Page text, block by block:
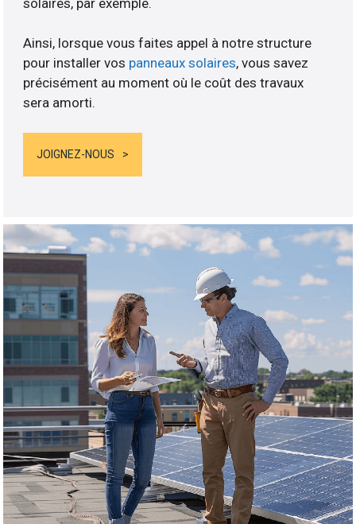
Ainsi, lorsque vous faites appel à notre structure
pour installer vos panneaux solaires, vous savez
précisément au moment où le coût des travaux
sera amorti.
JOIGNEZ-NOUS